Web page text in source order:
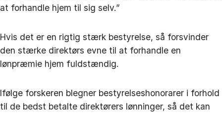
at forhandle hjem til sig selv.”
Hvis det er en rigtig stærk bestyrelse, så forsvinder
den stærke direktørs evne til at forhandle en
lønpræmie hjem fuldstændig.
Ifølge forskeren blegner bestyrelseshonorarer i forhold
til de bedst betalte direktørers lønninger, så det kan